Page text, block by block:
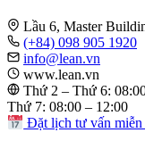
Lầu 6, Master
(+84) 098 905 1920
info@lean.vn
www.lean.vn
Thứ 2 – Thứ 6:
Thứ 7: 08:00 – 12:00
Đặt lịch tư vấn